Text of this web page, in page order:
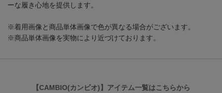
ーな履き心地を提供します。
※着用画像と商品単体画像で色が異なる場合がございます。
※商品単体画像を実物により近づけております。
【CAMBIO(カンビオ)】アイテム一覧はこちらから